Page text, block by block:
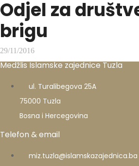
Odjel za
brigu
29/11/2016
Medžlis Islamske zajednice Tuzla
ul. Turalibegova 25A
75000 Tuzla
Bosna i Hercegovina
Telefon & email
miz.tuzla@islamskazajednica.ba